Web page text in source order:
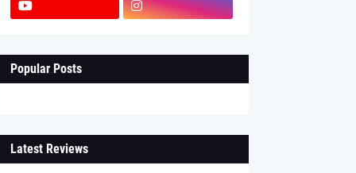
Popular Posts
Latest Reviews